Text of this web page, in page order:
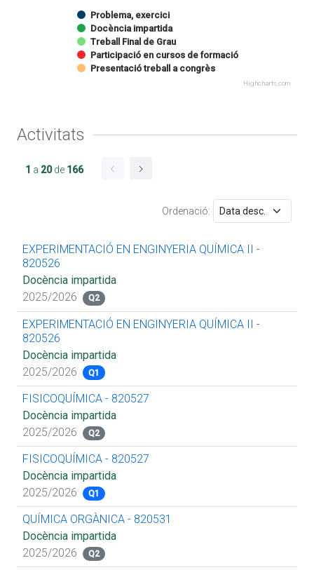
Problema, exercici
Docència impartida
Treball Final de Grau
Participació en cursos de formació
Presentació treball a congrès
Highcharts.com
Activitats
1 a 20de 166
Ordenació:
EXPERIMENTACIÓ EN ENGINYERIA QUÍMICA II -
820526
Docència impartida
2025/2026
Q2
EXPERIMENTACIÓ EN ENGINYERIA QUÍMICA II -
820526
Docència impartida
2025/2026
Q1
FISICOQUÍMICA - 820527
Docència impartida
2025/2026
Q2
FISICOQUÍMICA - 820527
Docència impartida
2025/2026
Q1
QUÍMICA ORGÀNICA - 820531
Docència impartida
2025/2026
Q2